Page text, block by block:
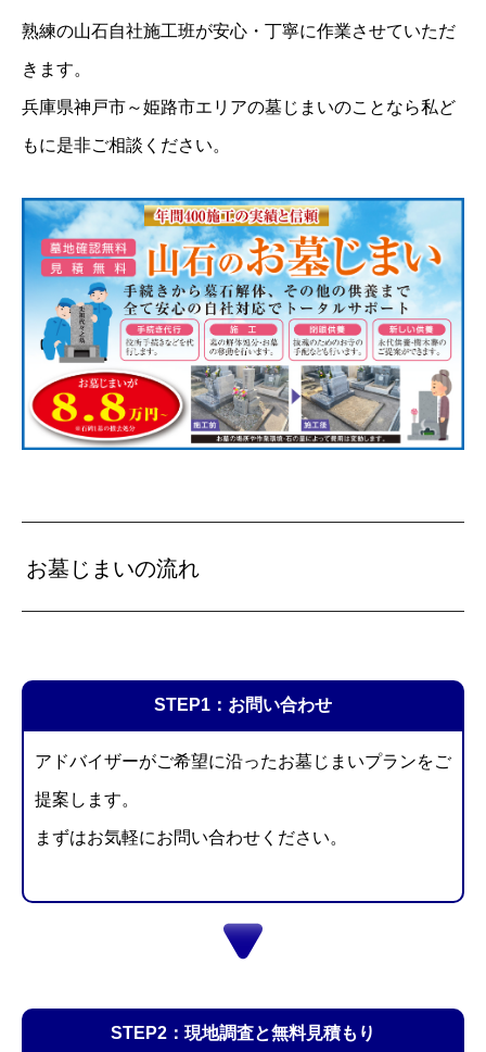
熟練の山石自社施工班が安心・丁寧に作業させていただ
きます。
兵庫県神戸市～姫路市エリアの墓じまいのことなら私ど
もに是非ご相談ください。
お墓じまいの流れ
STEP1：お問い合わせ
アドバイザーがご希望に沿ったお墓じまいプランをご
提案します。
まずはお気軽にお問い合わせください。
STEP2：現地調査と無料見積もり